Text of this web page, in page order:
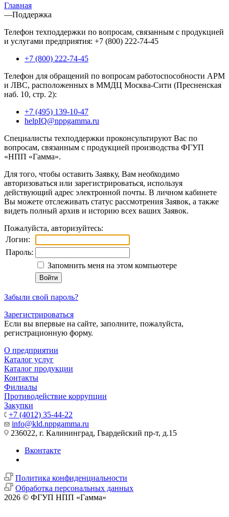
Главная
—Поддержка
Телефон техподдержки по вопросам, связанным с продукцией
и услугами предприятия: +7 (800) 222-74-45
+7 (800) 222-74-45
Телефон для обращений по вопросам работоспособности АРМ
и ЛВС, расположенных в ММДЦ Москва-Сити (Пресненская
наб. 10, стр. 2):
+7 (495) 139-10-47
helpIQ@nppgamma.ru
Специалисты техподдержки проконсультируют Вас по
вопросам, связанным с продукцией производства ФГУП
«НПП «Гамма».
Для того, чтобы оставить Заявку, Вам необходимо
авторизоваться или зарегистрироваться, используя
действующий адрес электронной почты. В личном кабинете
Вы можете отслеживать статус рассмотрения Заявок, а также
видеть полный архив и историю всех ваших Заявок.
Пожалуйста, авторизуйтесь:
Логин:
Пароль:
Запомнить меня на этом компьютере
Забыли свой пароль?
Зарегистрироваться
Если вы впервые на сайте, заполните, пожалуйста,
регистрационную форму.
О предприятии
Каталог услуг
Каталог продукции
Контакты
Филиалы
Противодействие коррупции
Закупки
+7 (4012) 35-44-22
info@kld.nppgamma.ru
236022, г. Калининград, Гвардейский пр-т, д.15
Вконтакте
Политика конфиденциальности
Обработка персональных данных
2026 © ФГУП НПП «Гамма»